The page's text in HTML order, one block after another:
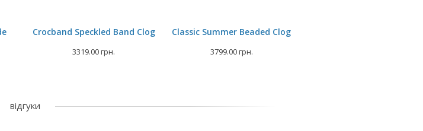
Crocband Speckled Band Clog
3319.00 грн.
Classic Summer Beaded Clog
3799.00 грн.
відгуки